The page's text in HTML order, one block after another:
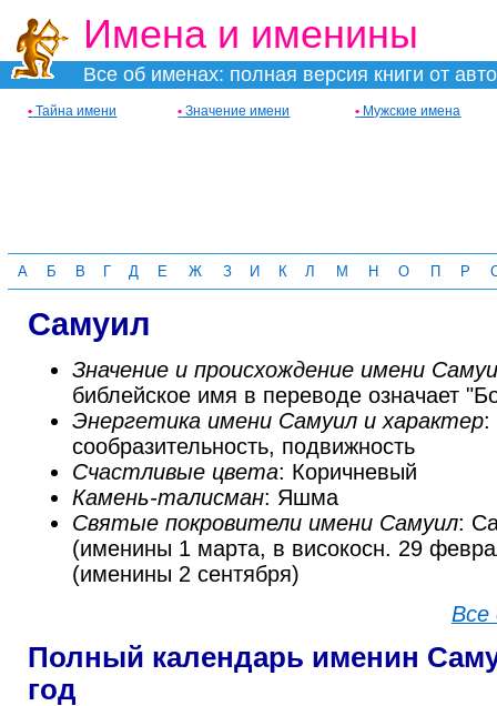
Имена и именины
Все об именах: полная версия книги от
• Тайна имени • Значение имени • Мужские имена
А Б В Г Д Е Ж З И К Л М Н О П Р
Самуил
Значение и происхождение имени
библейское имя в переводе означает
Энергетика имени Самуил и характер:
сообразительность, подвижность
Счастливые цвета: Коричневый
Камень-талисман: Яшма
Святые покровители имени Самуил:
(именины 1 марта, в високосн. 29
(именины 2 сентября)
Все
Полный календарь именин
год